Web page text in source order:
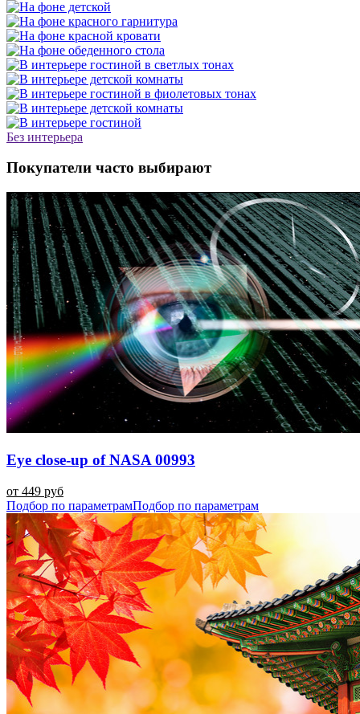
Без интерьера
Покупатели часто выбирают
Eye close-up of NASA 00993
от 449 руб
Подбор по параметрамПодбор по параметрам